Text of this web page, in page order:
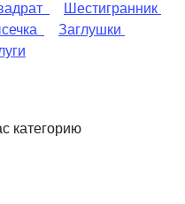
Шестигранник
Заглушки
категорию